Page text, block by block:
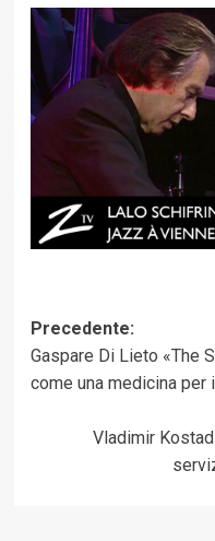
Navigazione
articolo
Precedente:
Gaspare Di Lieto «The
come una medicina per
Vladimir